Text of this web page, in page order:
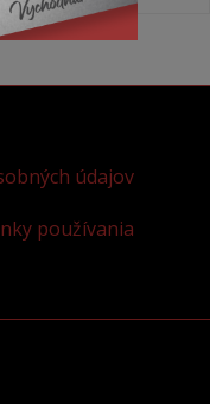
údajov
používania